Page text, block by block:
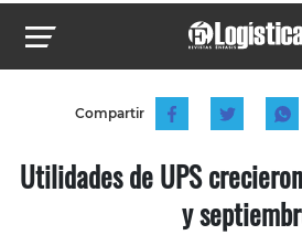
Compartir
Utilidades de UPS
y